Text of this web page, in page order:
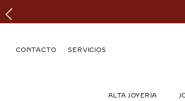
CONTACTO SERVICIOS
ALTA JOYERIA